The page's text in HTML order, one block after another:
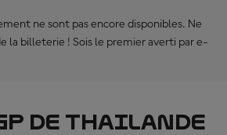
ne sont pas encore disponibles. Ne
la billeterie ! Sois le premier averti par e-
DE THAILANDE